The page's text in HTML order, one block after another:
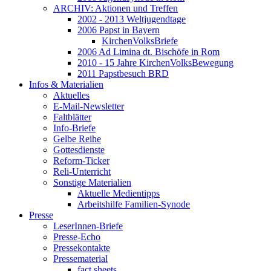
ARCHIV: Aktionen und Treffen
2002 - 2013 Weltjugendtage
2006 Papst in Bayern
KirchenVolksBriefe
2006 Ad Limina dt. Bischöfe in Rom
2010 - 15 Jahre KirchenVolksBewegung
2011 Papstbesuch BRD
Infos & Materialien
Aktuelles
E-Mail-Newsletter
Faltblätter
Info-Briefe
Gelbe Reihe
Gottesdienste
Reform-Ticker
Reli-Unterricht
Sonstige Materialien
Aktuelle Medientipps
Arbeitshilfe Familien-Synode
Presse
LeserInnen-Briefe
Presse-Echo
Pressekontakte
Pressematerial